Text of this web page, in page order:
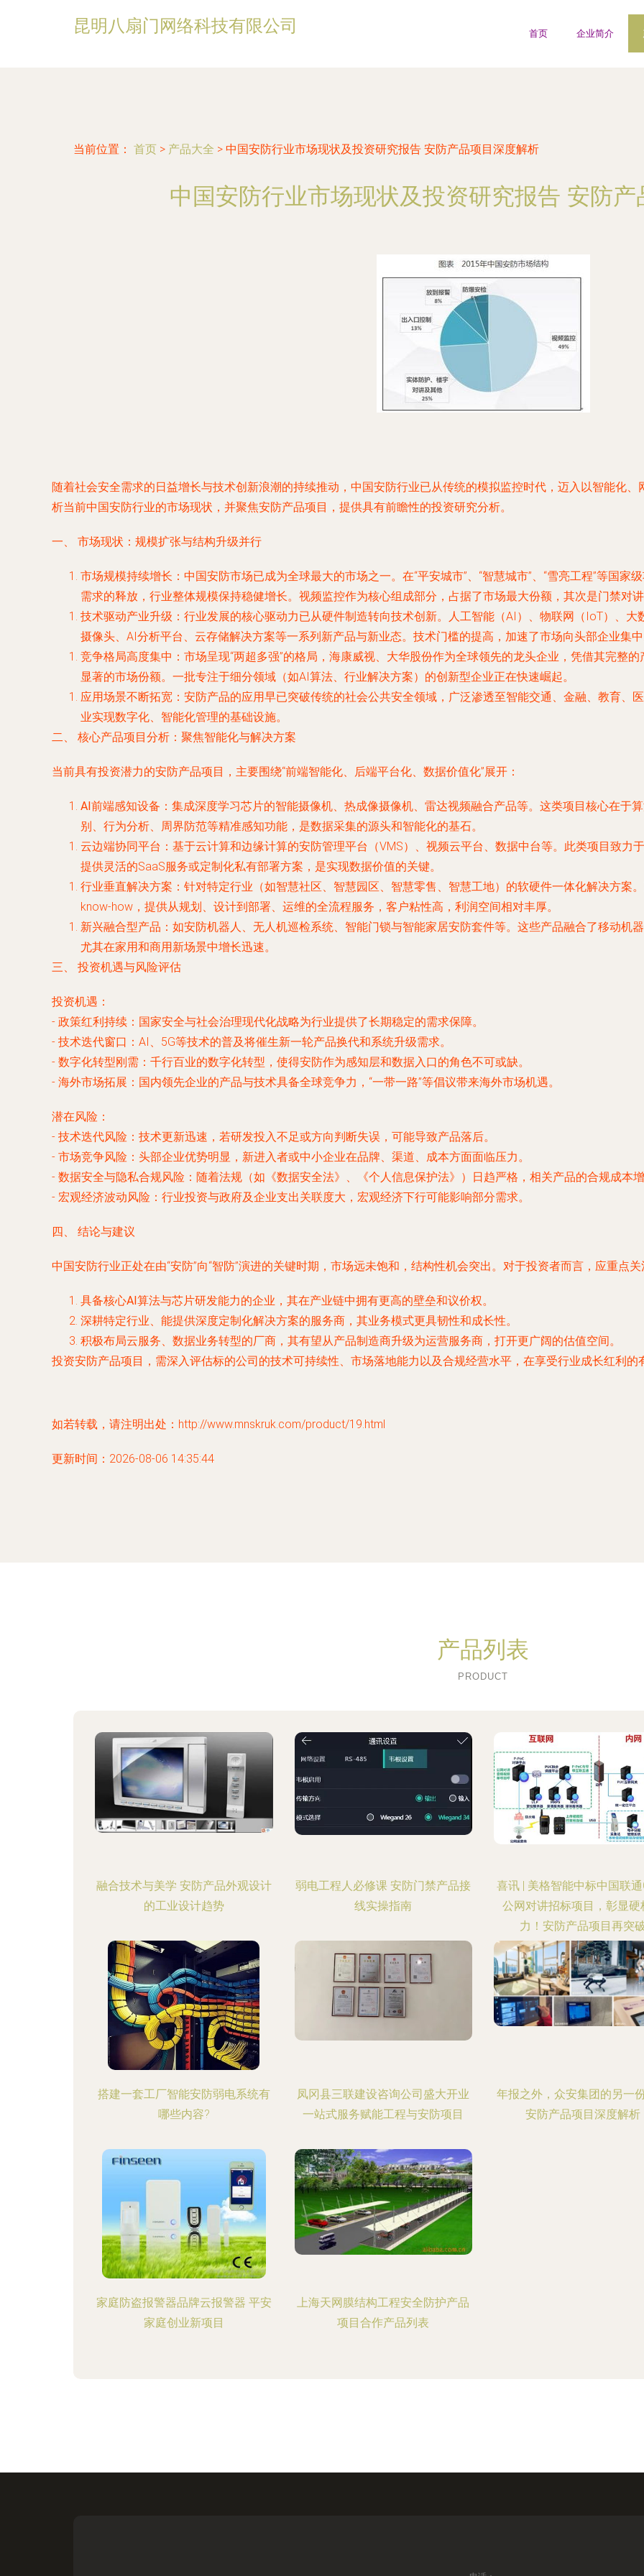
昆明八扇门网络科技有限公司 首页 企业简介
当前位置： 首页 > 产品大全 > 中国安防行业市场现状及投资研究报告 安防产品项目深度解析
中国安防行业市场现状及投资研究报告 安防
随着社会安全需求的日益增长与技术创新浪潮的持续推动，中国安防行业已从传统的模拟监控时代，迈入以智能化
析当前中国安防行业的市场现状，并聚焦安防产品项目，提供具有前瞻性的投资研究分析。
一、 市场现状：规模扩张与结构升级并行
市场规模持续增长 ：中国安防市场已成为全球最大的市场之一。在“平安城市”、“智慧城市”、“雪亮工程”等国
需求的释放，行业整体规模保持稳健增长。视频监控作为核心组成部分，占据了市场最大份额，其次是门禁对讲
技术驱动产业升级 ：行业发展的核心驱动力已从硬件制造转向技术创新。人工智能（AI）、物联网（IoT）、
摄像头、AI分析平台、云存储解决方案等一系列新产品与新业态。技术门槛的提高，加速了市场向头部企业集中
竞争格局高度集中 ：市场呈现“两超多强”的格局，海康威视、大华股份作为全球领先的龙头企业，凭借其完整
显著的市场份额。一批专注于细分领域（如AI算法、行业解决方案）的创新型企业正在快速崛起。
应用场景不断拓宽 ：安防产品的应用早已突破传统的社会公共安全领域，广泛渗透至智能交通、金融、教育、
业实现数字化、智能化管理的基础设施。
二、 核心产品项目分析：聚焦智能化与解决方案
当前具有投资潜力的安防产品项目，主要围绕“前端智能化、后端平台化、数据价值化”展开：
AI前端感知设备 ：集成深度学习芯片的智能摄像机、热成像摄像机、雷达视频融合产品等。这类项目核心在于
别、行为分析、周界防范等精准感知功能，是数据采集的源头和智能化的基石。
云边端协同平台 ：基于云计算和边缘计算的安防管理平台（VMS）、视频云平台、数据中台等。此类项目致力
提供灵活的SaaS服务或定制化私有部署方案，是实现数据价值的关键。
行业垂直解决方案 ：针对特定行业（如智慧社区、智慧园区、智慧零售、智慧工地）的软硬件一体化解决方案
know-how，提供从规划、设计到部署、运维的全流程服务，客户粘性高，利润空间相对丰厚。
新兴融合型产品 ：如安防机器人、无人机巡检系统、智能门锁与智能家居安防套件等。这些产品融合了移动机
尤其在家用和商用新场景中增长迅速。
三、 投资机遇与风险评估
投资机遇 ：
- 政策红利持续 ：国家安全与社会治理现代化战略为行业提供了长期稳定的需求保障。
- 技术迭代窗口 ：AI、5G等技术的普及将催生新一轮产品换代和系统升级需求。
- 数字化转型刚需 ：千行百业的数字化转型，使得安防作为感知层和数据入口的角色不可或缺。
- 海外市场拓展 ：国内领先企业的产品与技术具备全球竞争力，“一带一路”等倡议带来海外市场机遇。
潜在风险 ：
- 技术迭代风险 ：技术更新迅速，若研发投入不足或方向判断失误，可能导致产品落后。
- 市场竞争风险 ：头部企业优势明显，新进入者或中小企业在品牌、渠道、成本方面面临压力。
- 数据安全与隐私合规风险 ：随着法规（如《数据安全法》、《个人信息保护法》）日趋严格，相关产品的合规成本增
- 宏观经济波动风险 ：行业投资与政府及企业支出关联度大，宏观经济下行可能影响部分需求。
四、 结论与建议
中国安防行业正处在由“安防”向“智防”演进的关键时期，市场远未饱和，结构性机会突出。对于投资者而言，应重点关
具备核心AI算法与芯片研发能力的企业，其在产业链中拥有更高的壁垒和议价权。
深耕特定行业、能提供深度定制化解决方案的服务商，其业务模式更具韧性和成长性。
积极布局云服务、数据业务转型的厂商，其有望从产品制造商升级为运营服务商，打开更广阔的估值空间。
投资安防产品项目，需深入评估标的公司的技术可持续性、市场落地能力以及合规经营水平，在享受行业成长红利的
如若转载，请注明出处：http://www.mnskruk.com/product/19.html
更新时间：2026-08-06 14:35:44
产品列表
PRODUCT
融合技术与美学 安防产品外观设计
的工业设计趋势
弱电工程人必修课 安防门禁产品接
线实操指南
喜讯 | 美格智能中标中国联通
公网对讲招标项目，彰显硬
力！安防产品项目再突
搭建一套工厂智能安防弱电系统有
哪些内容?
凤冈县三联建设咨询公司盛大开业
一站式服务赋能工程与安防项目
年报之外，众安集团的另一
安防产品项目深度解析
家庭防盗报警器品牌云报警器 平安
家庭创业新项目
上海天网膜结构工程安全防护产品
项目合作产品列表